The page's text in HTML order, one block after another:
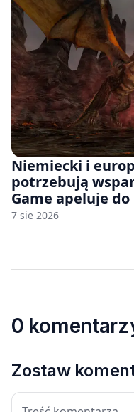
Niemiecki i
potrzebują
Game apeluje
7 sie 2026
0
Zostaw